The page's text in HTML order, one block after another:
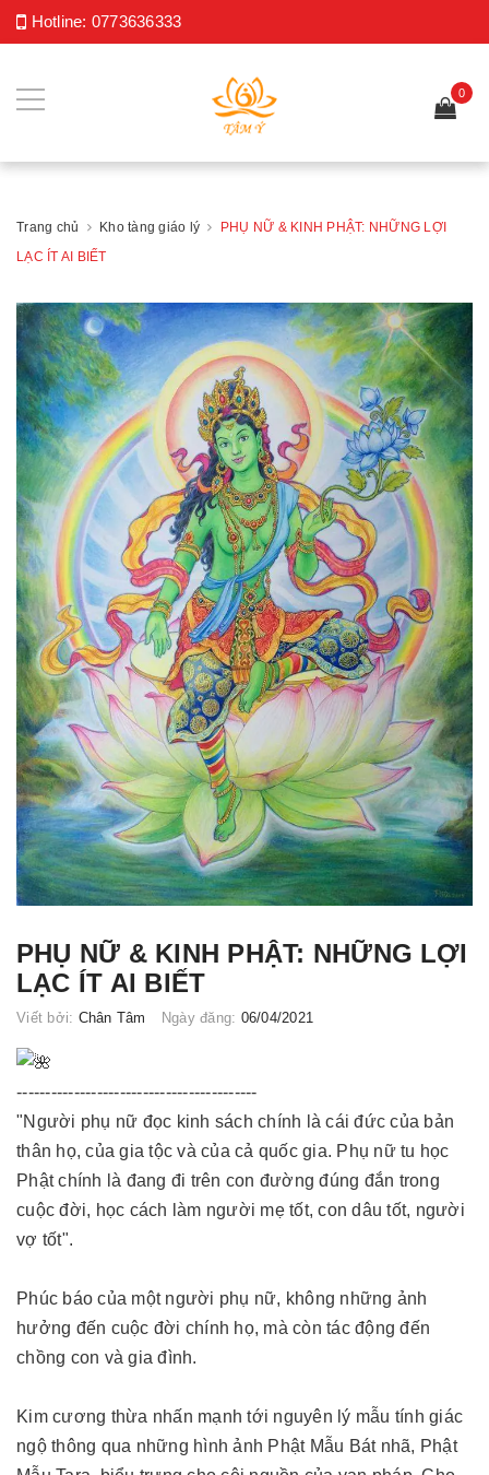
Hotline: 0773636333
0
Trang chủ Kho tàng giáo lý PHỤ NỮ & KINH PHẬT: NHỮNG LỢI
LẠC ÍT AI BIẾT
PHỤ NỮ & KINH PHẬT: NHỮNG LỢI
LẠC ÍT AI BIẾT
Viết bởi: Chân Tâm Ngày đăng: 06/04/2021
------------------------------------------
"Người phụ nữ đọc kinh sách chính là cái đức của bản
thân họ, của gia tộc và của cả quốc gia. Phụ nữ tu học
Phật chính là đang đi trên con đường đúng đắn trong
cuộc đời, học cách làm người mẹ tốt, con dâu tốt, người
vợ tốt".
Phúc báo của một người phụ nữ, không những ảnh
hưởng đến cuộc đời chính họ, mà còn tác động đến
chồng con và gia đình.
Kim cương thừa nhấn mạnh tới nguyên lý mẫu tính giác
ngộ thông qua những hình ảnh Phật Mẫu Bát nhã, Phật